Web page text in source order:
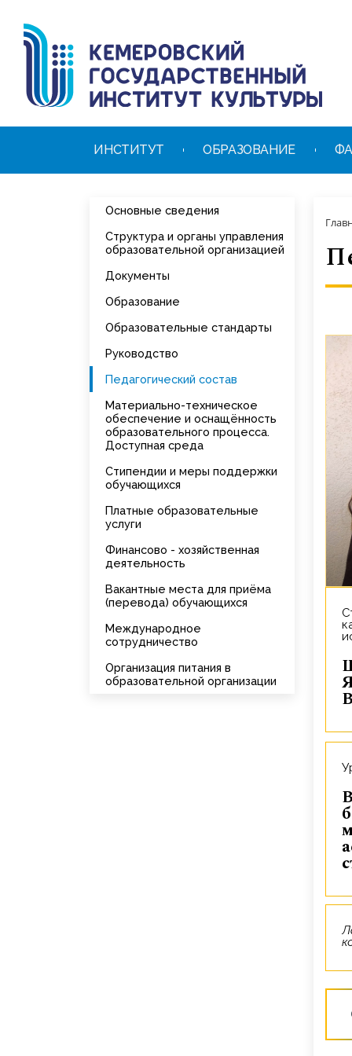
ИНСТИТУТ ОБРАЗОВАНИЕ
Основные сведения
Структура и органы управления
образовательной организацией
Документы
Образование
Образовательные стандарты
Руководство
Педагогический состав
Материально-техническое
обеспечение и оснащённость
образовательного процесса.
Доступная среда
Стипендии и меры поддержки
обучающихся
Платные образовательные
услуги
Финансово - хозяйственная
деятельность
Вакантные места для приёма
(перевода) обучающихся
Международное
сотрудничество
Организация питания в
образовательной организации
Старший преподаватель
Лауреат Международных